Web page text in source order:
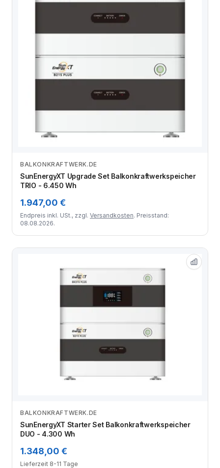
Zum Angebot
BALKONKRAFTWERK.DE
SunEnergyXT Upgrade Set Balkonkraftwerkspeicher
TRIO - 6.450 Wh
1.947,00 €
Endpreis inkl. USt., zzgl. Versandkosten. Preisstand:
08.08.2026.
Zum Angebot
BALKONKRAFTWERK.DE
SunEnergyXT Starter Set Balkonkraftwerkspeicher
DUO - 4.300 Wh
1.348,00 €
Lieferzeit 8-11 Tage